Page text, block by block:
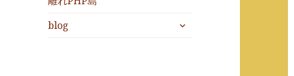
blog
サ
ブ